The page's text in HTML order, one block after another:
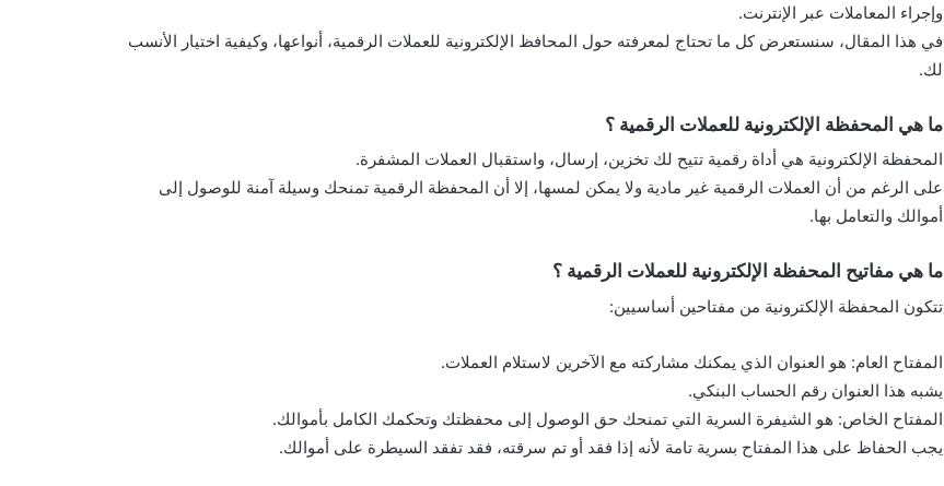
وإجراء المعاملات عبر الإنترنت.
في هذا المقال، سنستعرض كل ما تحتاج لمعرفته حول المحافظ الإلكترونية للعملات الرقمية، أنواعها، وكيفية اختيار الأنسب
لك.
ما هي المحفظة الإلكترونية للعملات الرقمية ؟
المحفظة الإلكترونية هي أداة رقمية تتيح لك تخزين، إرسال، واستقبال العملات المشفرة.
على الرغم من أن العملات الرقمية غير مادية ولا يمكن لمسها، إلا أن المحفظة الرقمية تمنحك وسيلة آمنة للوصول إلى
أموالك والتعامل بها.
ما هي مفاتيح المحفظة الإلكترونية للعملات الرقمية ؟
تتكون المحفظة الإلكترونية من مفتاحين أساسيين:
المفتاح العام: هو العنوان الذي يمكنك مشاركته مع الآخرين لاستلام العملات.
يشبه هذا العنوان رقم الحساب البنكي.
المفتاح الخاص: هو الشيفرة السرية التي تمنحك حق الوصول إلى محفظتك وتحكمك الكامل بأموالك.
يجب الحفاظ على هذا المفتاح بسرية تامة لأنه إذا فقد أو تم سرقته، فقد تفقد السيطرة على أموالك.